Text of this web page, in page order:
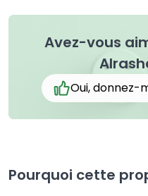
Avez-vous
Oui, donnez-
Pourquoi cette